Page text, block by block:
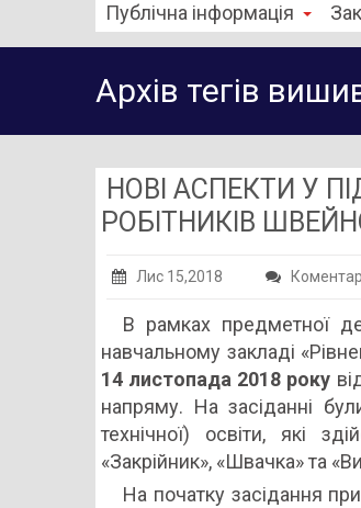
Публічна інформація
Архів тегів
НОВІ АСПЕКТИ У
РОБІТНИКІВ
Лис 15,2018
В рамках предметної
навчальному закладі
14 листопада 2018 року
напряму. На засіданні
технічної) освіти, які
«Закрійник», «Швачка» та
На початку засідання